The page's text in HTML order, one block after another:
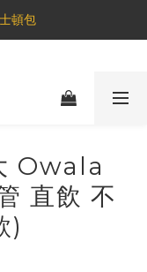
電拍⚡️
頓包
霧💤
Owala
直飲 不
)